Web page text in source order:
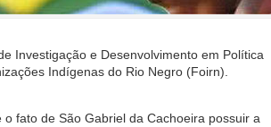
Investigação e Desenvolvimento em Política
Indígenas do Rio Negro (Foirn).
fato de São Gabriel da Cachoeira possuir a